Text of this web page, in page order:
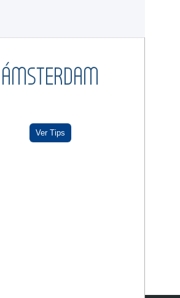
ÁMSTERDAM
Ver Tips